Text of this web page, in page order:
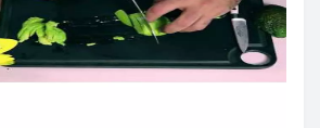
по шкале Роквелла (HRC)?
стальных изделий контролируется
один из важнейших -